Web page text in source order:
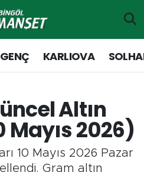
GENÇ KARLIOVA
Altın
Mayıs 2026)
10 Mayıs 2026 Pazar
Gram altın
Haritası
ve Fikstür